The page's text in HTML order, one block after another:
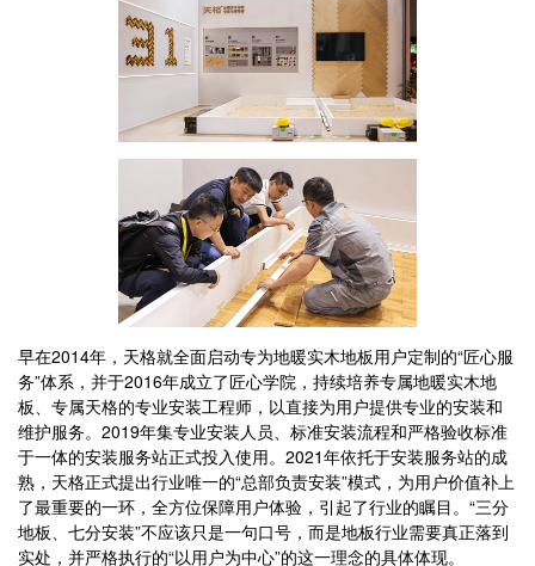
早在2014年，天格就全面启动专为地暖实木地板用户定制的“匠心服
务”体系，并于2016年成立了匠心学院，持续培养专属地暖实木地
板、专属天格的专业安装工程师，以直接为用户提供专业的安装和
维护服务。2019年集专业安装人员、标准安装流程和严格验收标准
于一体的安装服务站正式投入使用。2021年依托于安装服务站的成
熟，天格正式提出行业唯一的“总部负责安装”模式，为用户价值补上
了最重要的一环，全方位保障用户体验，引起了行业的瞩目。“三分
地板、七分安装”不应该只是一句口号，而是地板行业需要真正落到
实处，并严格执行的“以用户为中心”的这一理念的具体体现。